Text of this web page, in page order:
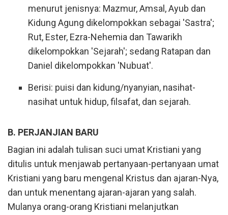
menurut jenisnya: Mazmur, Amsal, Ayub dan
Kidung Agung dikelompokkan sebagai 'Sastra';
Rut, Ester, Ezra-Nehemia dan Tawarikh
dikelompokkan 'Sejarah'; sedang Ratapan dan
Daniel dikelompokkan 'Nubuat'.
Berisi: puisi dan kidung/nyanyian, nasihat-
nasihat untuk hidup, filsafat, dan sejarah.
B. PERJANJIAN BARU
Bagian ini adalah tulisan suci umat Kristiani yang
ditulis untuk menjawab pertanyaan-pertanyaan umat
Kristiani yang baru mengenal Kristus dan ajaran-Nya,
dan untuk menentang ajaran-ajaran yang salah.
Mulanya orang-orang Kristiani melanjutkan